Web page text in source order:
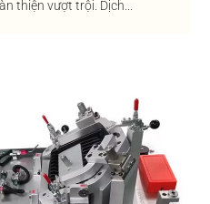
thiện vượt trội. Dịch...